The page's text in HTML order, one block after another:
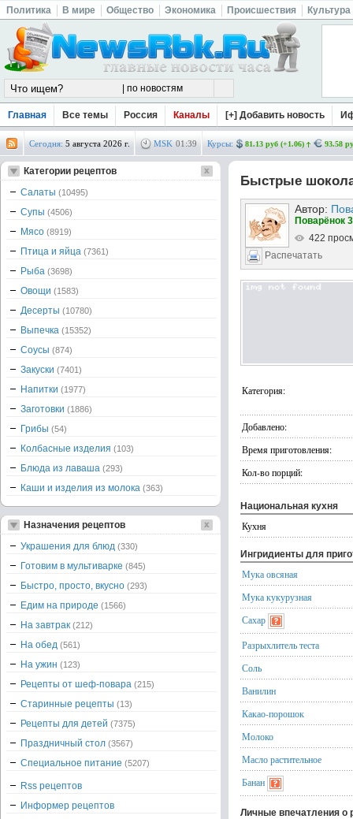
Политика В мире Общество Экономика Происшествия Культура
Главная Все темы Россия Каналы [+] Добавить новость
Сегодня: 5 августа 2026 г. MSK 01 :39 Курсы: 81.13 руб (+1.06) 93.58
Быстрые
Автор:
Поварёнок
422
Распечатать
Категория:
Добавлено:
Время приготовления:
Кол-во порций:
Национальная кухня
Кухня
Ингридиенты для
Мука овсяная
Мука кукурузная
Сахар
Разрыхлитель теста
Соль
Ванилин
Какао-порошок
Молоко
Масло растительное
Банан
Личные впечатления о
Категории рецептов
Салаты (10495)
Супы (4506)
Мясо (8919)
Птица и яйца (7361)
Рыба (3698)
Овощи (1583)
Десерты (10780)
Выпечка (15352)
Соусы (874)
Закуски (7401)
Напитки (1977)
Заготовки (1886)
Грибы (54)
Колбасные изделия (103)
Блюда из лаваша (293)
Каши и изделия из молока (363)
Назначения рецептов
Украшения для блюд (330)
Готовим в мультиварке (845)
Быстро, просто, вкусно (293)
Едим на природе (1566)
На завтрак (212)
На обед (561)
На ужин (123)
Рецепты от шеф-повара (215)
Старинные рецепты (13)
Рецепты для детей (7375)
Праздничный стол (3567)
Специальное питание (5207)
Rss рецептов
Информер рецептов